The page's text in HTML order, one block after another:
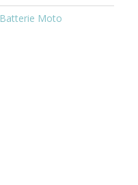
Batterie Moto